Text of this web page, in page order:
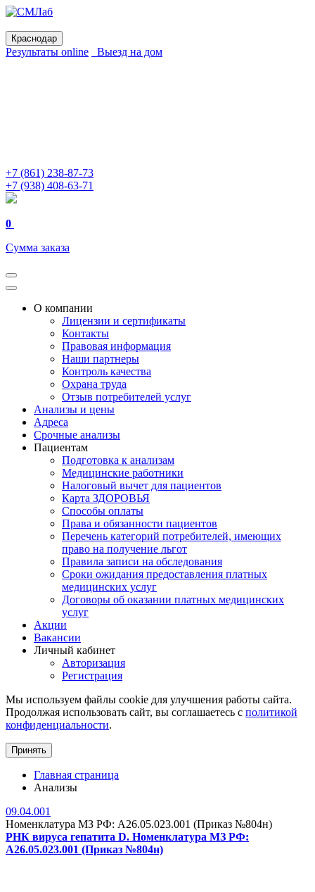
Краснодар
Результаты online Выезд на дом
+7 (861) 238-87-73
+7 (938) 408-63-71
0
Сумма заказа
О компании
Лицензии и сертификаты
Контакты
Правовая информация
Наши партнеры
Контроль качества
Охрана труда
Отзыв потребителей услуг
Анализы и цены
Адреса
Срочные анализы
Пациентам
Подготовка к анализам
Медицинские работники
Налоговый вычет для пациентов
Карта ЗДОРОВЬЯ
Способы оплаты
Права и обязанности пациентов
Перечень категорий потребителей, имеющих
право на получение льгот
Правила записи на обследования
Сроки ожидания предоставления платных
медицинских услуг
Договоры об оказании платных медицинских
услуг
Акции
Вакансии
Личный кабинет
Авторизация
Регистрация
Мы используем файлы cookie для улучшения работы сайта.
Продолжая использовать сайт, вы соглашаетесь с политикой
конфиденциальности.
Принять
Главная страница
Анализы
09.04.001
Номенклатура МЗ РФ: A26.05.023.001 (Приказ №804н)
РНК вируса гепатита D. Номенклатура МЗ РФ:
A26.05.023.001 (Приказ №804н)